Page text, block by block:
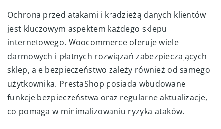
Ochrona przed atakami i kradzieżą danych klientów
jest kluczowym aspektem każdego sklepu
internetowego. Woocommerce oferuje wiele
darmowych i płatnych rozwiązań zabezpieczających
sklep, ale bezpieczeństwo zależy również od samego
użytkownika. PrestaShop posiada wbudowane
funkcje bezpieczeństwa oraz regularne aktualizacje,
co pomaga w minimalizowaniu ryzyka ataków.